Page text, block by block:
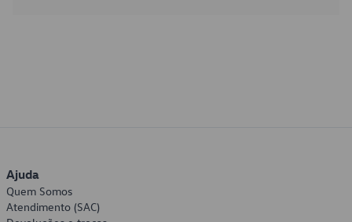
Ajuda
Quem Somos
Atendimento (SAC)